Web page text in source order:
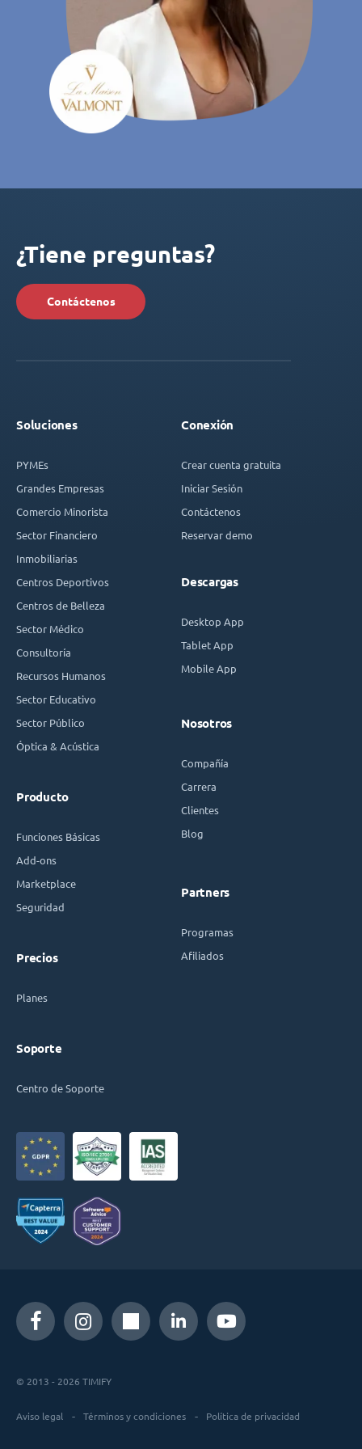
¿Tiene preguntas?
Contáctenos
Soluciones
PYMEs
Grandes Empresas
Comercio Minorista
Sector Financiero
Inmobiliarias
Centros Deportivos
Centros de Belleza
Sector Médico
Consultoría
Recursos Humanos
Sector Educativo
Sector Público
Óptica & Acústica
Producto
Funciones Básicas
Add-ons
Marketplace
Seguridad
Precios
Planes
Soporte
Centro de Soporte
Conexión
Crear cuenta gratuita
Iniciar Sesión
Contáctenos
Reservar demo
Descargas
Desktop App
Tablet App
Mobile App
Nosotros
Compañía
Carrera
Clientes
Blog
Partners
Programas
Afiliados
© 2013 - 2026 TIMIFY
Aviso legal Términos y condiciones Política de privacidad